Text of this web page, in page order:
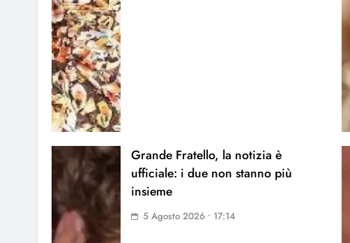
Grande Fratello, la notizia è
ufficiale: i due non stanno più
insieme
5 Agosto 2026 • 17:14